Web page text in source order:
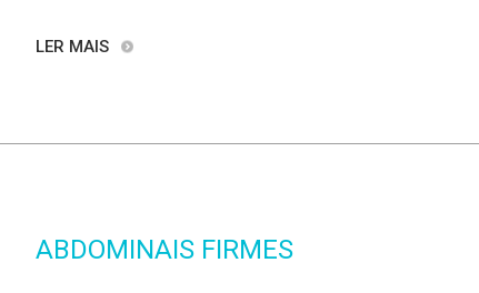
LER MAIS
ABDOMINAIS FIRMES